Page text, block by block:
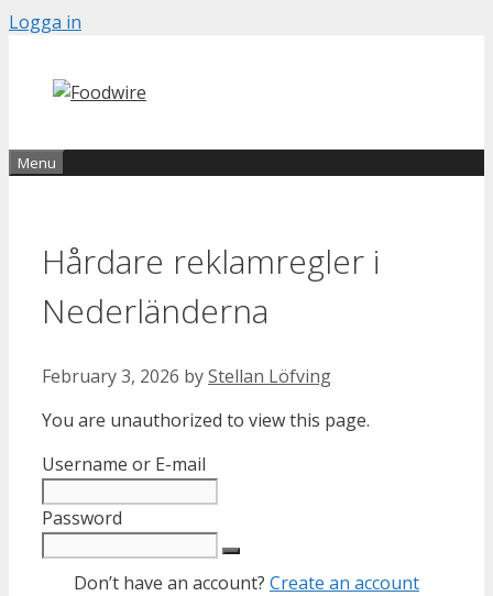
Skip
content
Logga in
Menu
Hårdare reklamregler i
Nederländerna
February 3, 2026 byStellan Löfving
You are unauthorized to view this page.
Username or E-mail
Password
Don’t have an account? Create an account